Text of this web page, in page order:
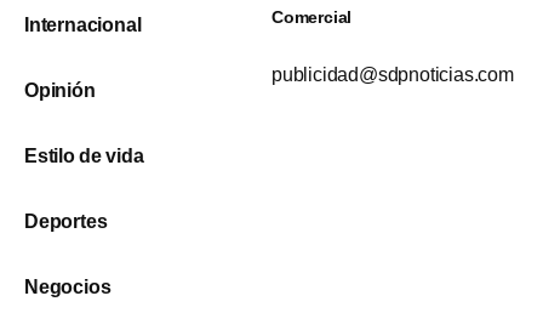
Internacional
Opinión
Estilo de vida
Deportes
Negocios
Comercial
publicidad@sdpnoticias.com